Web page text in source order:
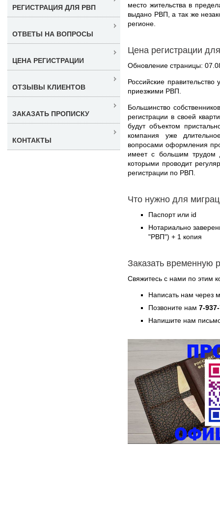
место жительства в
выдано РВП, а так же
регионе.
Цена регистрации
Обновление страницы:
Российские правительство
приезжими РВП.
Большинство
регистрации в своей
будут объектом
компания уже
вопросами оформления
имеет с большим трудом
которыми проводит
регистрации по РВП.
Что нужно для
Паспорт или id
Нотариально
"РВП") + 1 копия
Заказать временную
Свяжитесь с нами по этим
Написать нам через
Позвоните нам 7-
Напишите нам
РЕГИСТРАЦИЯ ДЛЯ РВП
ОТВЕТЫ НА ВОПРОСЫ
ЦЕНА РЕГИСТРАЦИИ
ОТЗЫВЫ КЛИЕНТОВ
ЗАКАЗАТЬ ПРОПИСКУ
КОНТАКТЫ